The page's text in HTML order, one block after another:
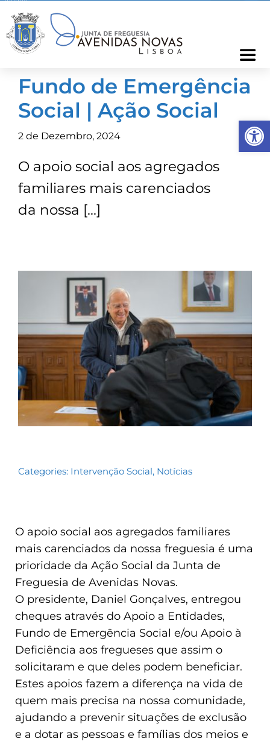
content
Freguesia
Informações
Notícias
TRANSPARÊNCIA
Fundo de Emergência
Social | Ação Social
2 de Dezembro, 2024
O apoio social aos agregados
familiares mais carenciados
da nossa […]
Categories: Intervenção Social, Notícias
O apoio social aos agregados familiares
mais carenciados da nossa freguesia é uma
prioridade da Ação Social da Junta de
Freguesia de Avenidas Novas.
O presidente, Daniel Gonçalves, entregou
cheques através do Apoio a Entidades,
Fundo de Emergência Social e/ou Apoio à
Deficiência aos fregueses que assim o
solicitaram e que deles podem beneficiar.
Estes apoios fazem a diferença na vida de
quem mais precisa na nossa comunidade,
ajudando a prevenir situações de exclusão
e a dotar as pessoas e famílias dos meios e